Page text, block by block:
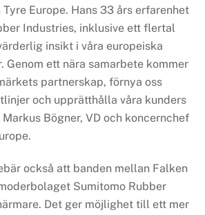
Europe. Hans 33 års erfarenhet
Industries, inklusive ett flertal
insikt i våra europeiska
Genom ett nära samarbete kommer
partnerskap, förnya oss
och upprätthålla våra kunders
Bögner, VD och koncernchef
också att banden mellan Falken
Sumitomo Rubber
Det ger möjlighet till ett mer